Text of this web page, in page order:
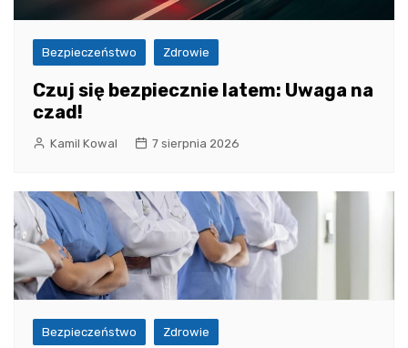
Bezpieczeństwo Zdrowie
Czuj się bezpiecznie latem: Uwaga na
czad!
Kamil Kowal 7 sierpnia 2026
Bezpieczeństwo Zdrowie